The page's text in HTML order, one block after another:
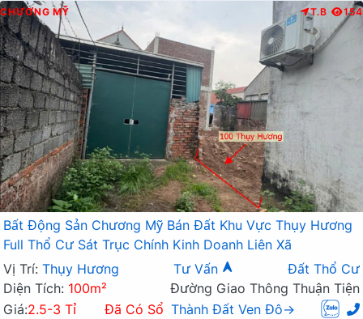
CHƯƠNG MỸ T.B 154
Bất Động Sản Chương Mỹ Bán Đất Khu Vực Thụy Hương
Full Thổ Cư Sát Trục Chính Kinh Doanh Liên Xã
Vị Trí: Thụy Hương Tư Vấn
Đất Thổ Cư
Diện Tích: 100m²
Đường Giao Thông Thuận Tiện
Giá:2.5-3 Tỉ Đã Có Sổ Thành Đất Ven Đô→